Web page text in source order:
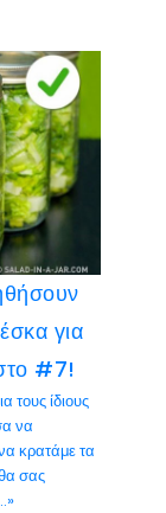
για
#7!
τους ίδιους
να
κρατάμε τα
σας